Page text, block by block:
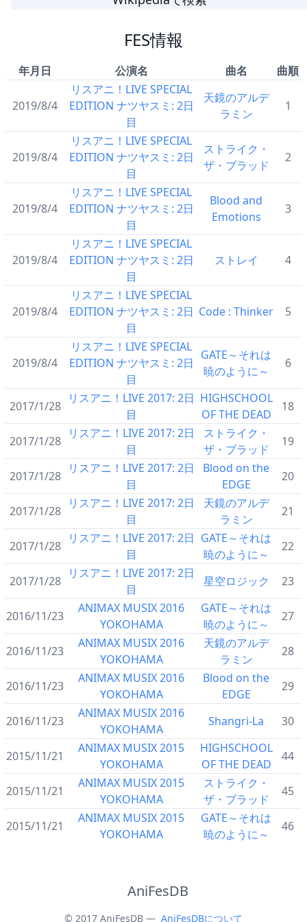
FES情報
年月日 公演名 曲名 曲順
2019/8/4
リスアニ！LIVE SPECIAL
EDITION ナツヤスミ: 2日
目
天鏡のアルデ
ラミン
1
2019/8/4
リスアニ！LIVE SPECIAL
EDITION ナツヤスミ: 2日
目
ストライク・
ザ・ブラッド
2
2019/8/4
リスアニ！LIVE SPECIAL
EDITION ナツヤスミ: 2日
目
Blood and
Emotions
3
2019/8/4
リスアニ！LIVE SPECIAL
EDITION ナツヤスミ: 2日
目
ストレイ 4
2019/8/4
リスアニ！LIVE SPECIAL
EDITION ナツヤスミ: 2日
目
Code : Thinker 5
2019/8/4
リスアニ！LIVE SPECIAL
EDITION ナツヤスミ: 2日
目
GATE～それは
暁のように～
6
2017/1/28
リスアニ！LIVE 2017: 2日
目
HIGHSCHOOL
OF THE DEAD
18
2017/1/28
リスアニ！LIVE 2017: 2日
目
ストライク・
ザ・ブラッド
19
2017/1/28
リスアニ！LIVE 2017: 2日
目
Blood on the
EDGE
20
2017/1/28
リスアニ！LIVE 2017: 2日
目
天鏡のアルデ
ラミン
21
2017/1/28
リスアニ！LIVE 2017: 2日
目
GATE～それは
暁のように～
22
2017/1/28
リスアニ！LIVE 2017: 2日
目
星空ロジック 23
2016/11/23
ANIMAX MUSIX 2016
YOKOHAMA
GATE～それは
暁のように～
27
2016/11/23
ANIMAX MUSIX 2016
YOKOHAMA
天鏡のアルデ
ラミン
28
2016/11/23
ANIMAX MUSIX 2016
YOKOHAMA
Blood on the
EDGE
29
2016/11/23
ANIMAX MUSIX 2016
YOKOHAMA
Shangri-La 30
2015/11/21
ANIMAX MUSIX 2015
YOKOHAMA
HIGHSCHOOL
OF THE DEAD
44
2015/11/21
ANIMAX MUSIX 2015
YOKOHAMA
ストライク・
ザ・ブラッド
45
2015/11/21
ANIMAX MUSIX 2015
YOKOHAMA
GATE～それは
暁のように～
46
AniFesDB
© 2017 AniFesDB — AniFesDBについて